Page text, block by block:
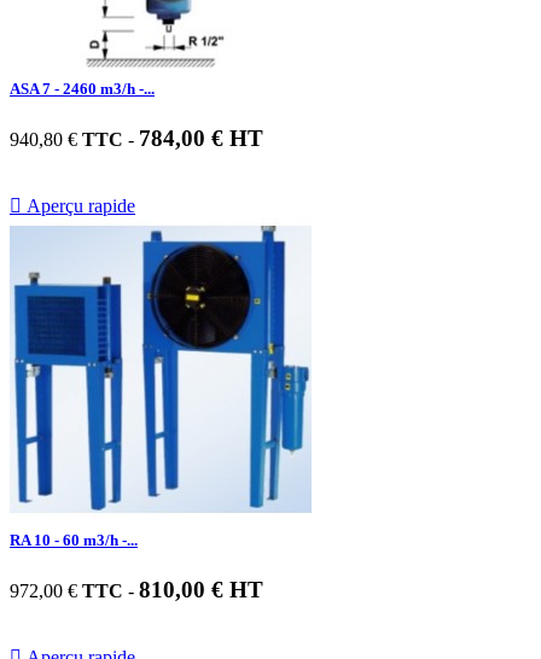
ASA 7 - 2460 m3/h -...
940,80 € TTC - 784,00 € HT
 Aperçu rapide
RA 10 - 60 m3/h -...
972,00 € TTC - 810,00 € HT